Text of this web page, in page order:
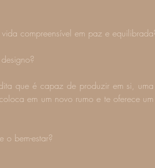
compreensível em paz e
que é capaz de produzir em si,
em um novo rumo e te oferece
o bem-estar?